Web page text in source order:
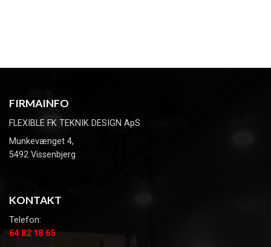
FIRMAINFO
FLEXIBLE FK TEKNIK DESIGN ApS
Munkevænget 4,
5492 Vissenbjerg
KONTAKT
Telefon:
64 82 18 65